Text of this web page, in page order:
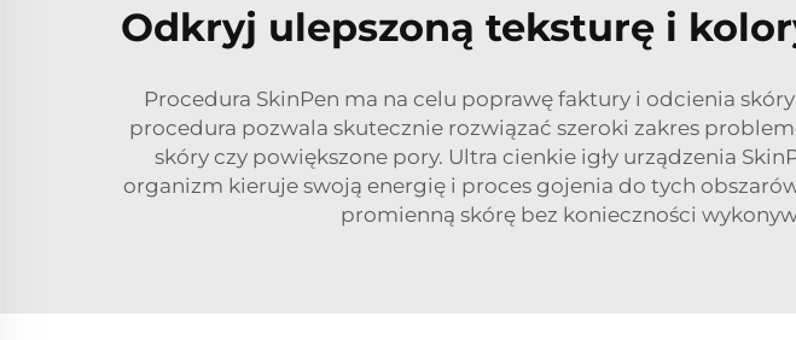
Odkryj ulepszoną teksturę i
Procedura SkinPen ma na celu poprawę faktury i odcienia
procedura pozwala skutecznie rozwiązać szeroki zakres
skóry czy powiększone pory. Ultra cienkie igły urządzenia
organizm kieruje swoją energię i proces gojenia do tych
promienną skórę bez konieczności